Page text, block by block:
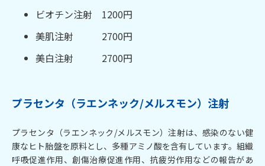
ビオチン注射 1200円
美肌注射 2700円
美白注射 2700円
プラセンタ（ラエンネック/メルスモン）注射
プラセンタ（ラエンネック/メルスモン）注射は、感染のない健
康なヒト胎盤を原料とし、多種アミノ酸を含有しています。組織
呼吸促進作用、創傷治療促進作用、抗疲労作用などの報告があ